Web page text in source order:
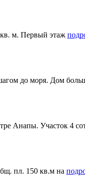
м. Первый этаж
до моря. Дом
Анапы. Участок 4
пл. 150 кв.м на